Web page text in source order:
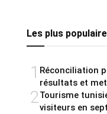
Les plus
1 Réconciliation
résultats et
2Tourisme
visiteurs en